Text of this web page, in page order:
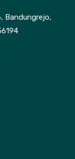
Bandungrejo,